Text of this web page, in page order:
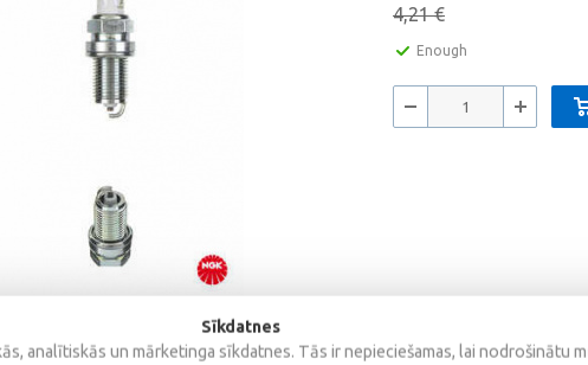
4,21 €
Enough
Sīkdatnes
analītiskās un mārketinga sīkdatnes. Tās ir nepieciešamas, lai nodrošinātu